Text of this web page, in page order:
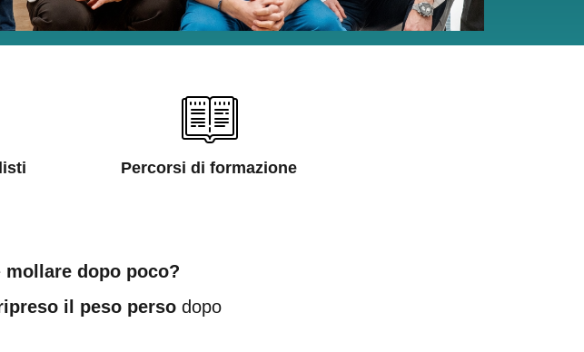
Percorsi di formazione
mollare dopo poco?
il peso persodopo